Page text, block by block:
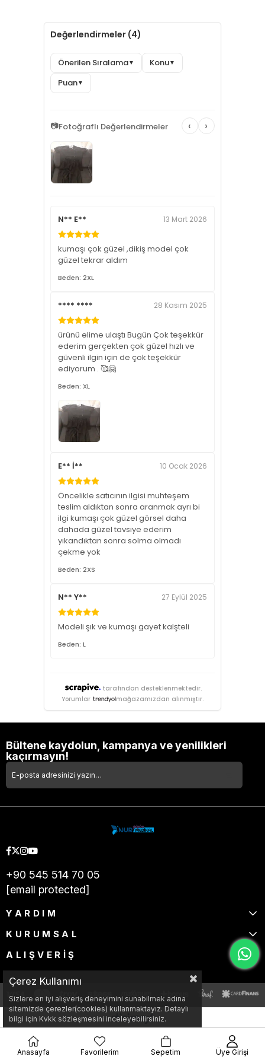
Değerlendirmeler (4)
Önerilen Sıralama▼ Konu▼
Puan▼
📷Fotoğraflı Değerlendirmeler ‹ ›
N** E** 13 Mart 2026
kumaşı çok güzel ,dikiş model çok
güzel tekrar aldım
Beden: 2XL
**** **** 28 Kasım 2025
ürünü elime ulaştı Bugün Çok teşekkür
ederim gerçekten çok güzel hızlı ve
güvenli ilgin için de çok teşekkür
ediyorum . 🥰🤗
Beden: XL
E** İ** 10 Ocak 2026
Öncelikle satıcının ilgisi muhteşem
teslim aldıktan sonra aranmak ayrı bi
ilgi kumaşı çok güzel görsel daha
dahada güzel tavsiye ederim
yıkandıktan sonra solma olmadı
çekme yok
Beden: 2XS
N** Y** 27 Eylül 2025
Modeli şık ve kumaşı gayet kalşteli
Beden: L
tarafından desteklenmektedir.
Yorumlar
mağazamızdan alınmıştır.
Bültene kaydolun, kampanya ve yenilikleri
kaçırmayın!
+90 545 514 70 05
[email protected]
YARDIM
KURUMSAL
ALIŞVERİŞ
Çerez Kullanımı
Sizlere en iyi alışveriş deneyimini sunabilmek adına
sitemizde çerezler(cookies) kullanmaktayız. Detaylı
bilgi için Kvkk sözleşmesini inceleyebilirsiniz.
Anasayfa Favorilerim Sepetim Üye Girişi